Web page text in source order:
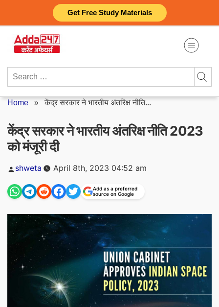
Get Free Study Materials
content
Search
Home »केंद्र सरकार ने भारतीय अंतरिक्ष नीति...
केंद्र सरकार ने भारतीय अंतरिक्ष नीति 2023
को मंजूरी दी
Posted
by
shweta April 8th, 2023 04:52 am
Add as a preferred
source on Google